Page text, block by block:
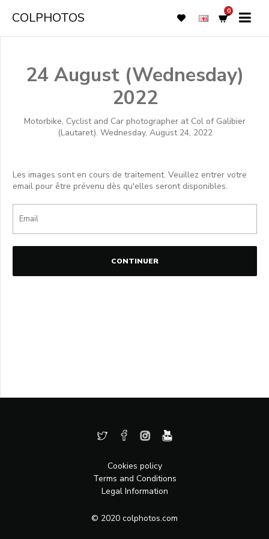
COLPHOTOS 0
24 August (Wednesday)
2022
Motorbike, Cyclist and Car photographer at Col of Galibier
(Lautaret). Wednesday, August 24, 2022
Les images sont en cours de traitement. Veuillez entrer votre
email pour être prévenu dès qu'elles seront disponibles.
CONTINUER
Cookies policy
Terms and Conditions
Legal Information
© 2020 colphotos.com